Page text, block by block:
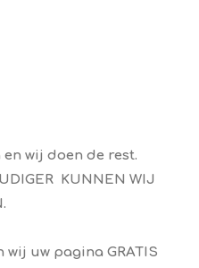
wij doen de rest.
KUNNEN WIJ
uw pagina GRATIS